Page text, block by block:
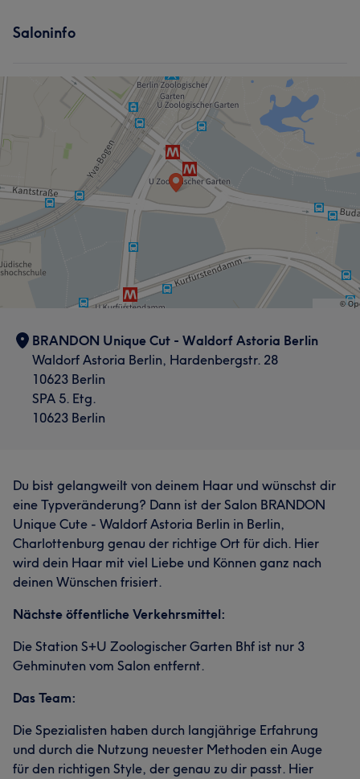
Saloninfo
BRANDON Unique Cut - Waldorf Astoria Berlin
Waldorf Astoria Berlin, Hardenbergstr. 28
10623 Berlin
SPA 5. Etg.
10623 Berlin
Du bist gelangweilt von deinem Haar und wünschst dir
eine Typveränderung? Dann ist der Salon BRANDON
Unique Cute - Waldorf Astoria Berlin in Berlin,
Charlottenburg genau der richtige Ort für dich. Hier
wird dein Haar mit viel Liebe und Können ganz nach
deinen Wünschen frisiert.
Nächste öffentliche Verkehrsmittel:
Die Station S+U Zoologischer Garten Bhf ist nur 3
Gehminuten vom Salon entfernt.
Das Team:
Die Spezialisten haben durch langjährige Erfahrung
und durch die Nutzung neuester Methoden ein Auge
für den richtigen Style, der genau zu dir passt. Hier